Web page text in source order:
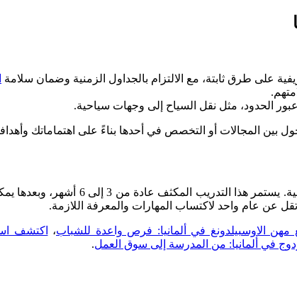
على طرق ثابتة، مع الالتزام بالجداول الزمنية وضمان سلامة
الحدود، مثل نقل السياح إلى وجهات سياحية.
بين المجالات أو التخصص في أحدها بناءً على اهتماماتك
يمكن تقصير مدة التدريب لتصبح سائق
مهن الاوسبيلدونغ في ألمانيا: فرص واعدة للشباب، اكتشف اسرع
في ألمانيا: من المدرسة إلى سوق العمل.